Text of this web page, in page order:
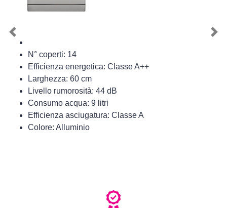
N° coperti: 14
Efficienza energetica: Classe A++
Larghezza: 60 cm
Livello rumorosità: 44 dB
Consumo acqua: 9 litri
Efficienza asciugatura: Classe A
Colore: Alluminio
Previous